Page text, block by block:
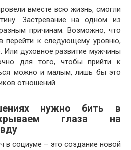
вместе всю жизнь, смогли
Застревание на одном из
причинам. Возможно, что
перейти к следующему уровню,
Или духовное развитие мужчины
для того, чтобы прийти к
можно и малым, лишь бы это
отношений.
нужно бить в
глаза на
в социуме – это создание новой